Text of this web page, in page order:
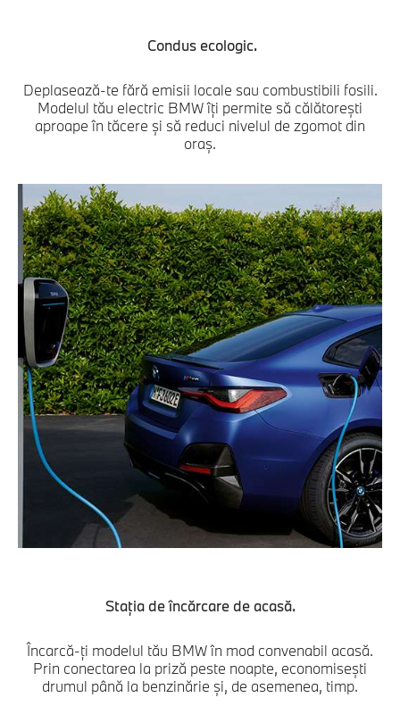
Condus ecologic.
Deplasează-te fără emisii locale sau combustibili fosili.
Modelul tău electric BMW îţi permite să călătoreşti
aproape în tăcere şi să reduci nivelul de zgomot din
oraş.
Staţia de încărcare de acasă.
Încarcă-ţi modelul tău BMW în mod convenabil acasă.
Prin conectarea la priză peste noapte, economiseşti
drumul până la benzinărie şi, de asemenea, timp.